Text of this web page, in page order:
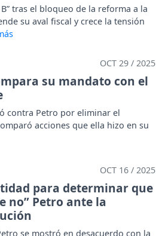
tras el bloqueo de la reforma a la
su aval fiscal y crece la tensión
OCT 29 / 2025
su mandato con el
contra Petro por eliminar el
acciones que ella hizo en su
OCT 16 / 2025
para determinar que
no” Petro ante la
se mostró en desacuerdo con la